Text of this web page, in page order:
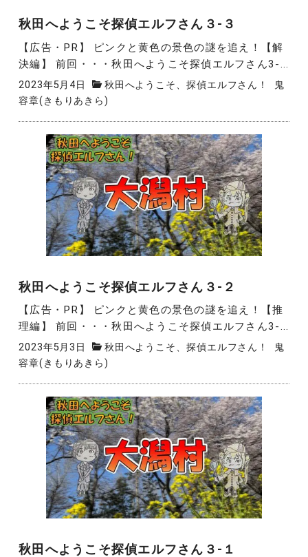
秋田へようこそ探偵エルフさん３-３
【広告・PR】 ピンクと黄色の景色の謎を追え！【解
決編】 前回・・・秋田へようこそ探偵エルフさん3-...
2023年5月4日 秋田へようこそ、探偵エルフさん！
鬼
容章(きもりあきら)
秋田へようこそ探偵エルフさん３-２
【広告・PR】 ピンクと黄色の景色の謎を追え！【推
理編】 前回・・・秋田へようこそ探偵エルフさん3-...
2023年5月3日 秋田へようこそ、探偵エルフさん！
鬼
容章(きもりあきら)
秋田へようこそ探偵エルフさん３-１